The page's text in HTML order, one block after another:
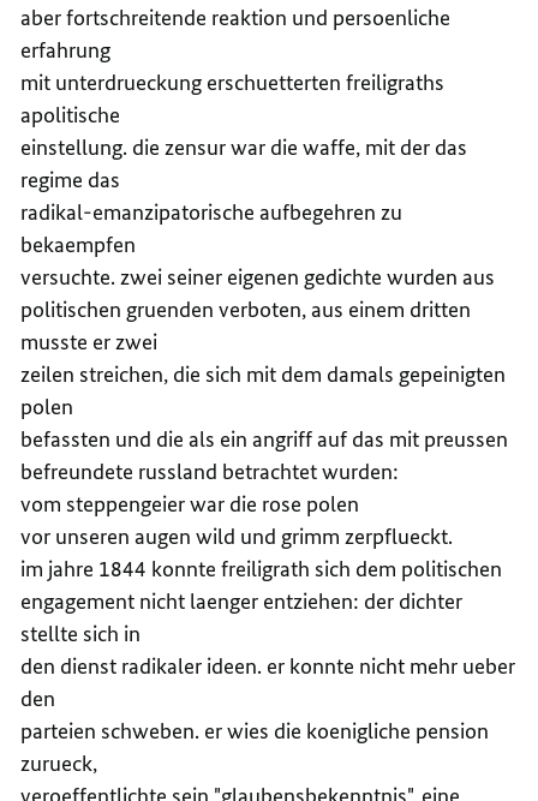
aber fortschreitende reaktion und persoenliche
erfahrung
mit unterdrueckung erschuetterten freiligraths
apolitische
einstellung. die zensur war die waffe, mit der das
regime das
radikal-emanzipatorische aufbegehren zu
bekaempfen
versuchte. zwei seiner eigenen gedichte wurden aus
politischen gruenden verboten, aus einem dritten
musste er zwei
zeilen streichen, die sich mit dem damals gepeinigten
polen
befassten und die als ein angriff auf das mit preussen
befreundete russland betrachtet wurden:
vom steppengeier war die rose polen
vor unseren augen wild und grimm zerpflueckt.
im jahre 1844 konnte freiligrath sich dem politischen
engagement nicht laenger entziehen: der dichter
stellte sich in
den dienst radikaler ideen. er konnte nicht mehr ueber
den
parteien schweben. er wies die koenigliche pension
zurueck,
veroeffentlichte sein "glaubensbekenntnis", eine